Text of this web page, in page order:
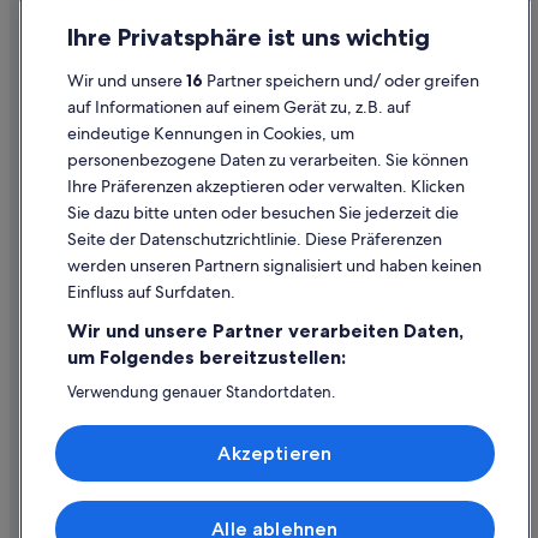
Inhaltsrichtlinien und Melden von Inhalten
Hilfe
Hilfe
Flug stornieren
Rückerstattungsdauer
Expedia-Gutschein einlösen
Internationale Reisedokumente
Ihre Privatsphäre ist uns wichtig
Wir und unsere16 Partner speichern und/ oder greifen
auf Informationen auf einem Gerät zu, z.B. auf
eindeutige Kennungen in Cookies, um
personenbezogene Daten zu verarbeiten. Sie können
Ihre Präferenzen akzeptieren oder verwalten. Klicken
Sie dazu bitte unten oder besuchen Sie jederzeit die
Seite der Datenschutzrichtlinie. Diese Präferenzen
werden unseren Partnern signalisiert und haben keinen
Einfluss auf Surfdaten.
Wir und unsere Partner verarbeiten Daten,
um Folgendes bereitzustellen:
Verwendung genauer Standortdaten.
Speichern von oder Zugriff auf Informationen auf einem
Endgerät. Personalisierte Werbung und Inhalte, Messung
von Werbeleistung und der Performance von Inhalten,
Alle ablehnen
Akzeptieren